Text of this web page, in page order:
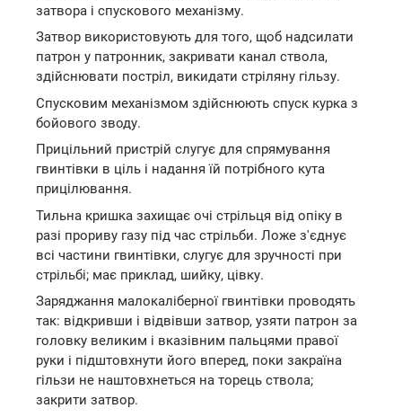
затвора і спускового механізму.
Затвор використовують для того, щоб надсилати
патрон у патронник, закривати канал ствола,
здійснювати постріл, викидати стріляну гільзу.
Спусковим механізмом здійснюють спуск курка з
бойового зводу.
Прицільний пристрій слугує для спрямування
гвинтівки в ціль і надання їй потрібного кута
прицілювання.
Тильна кришка захищає очі стрільця від опіку в
разі прориву газу під час стрільби. Ложе з'єднує
всі частини гвинтівки, слугує для зручності при
стрільбі; має приклад, шийку, цівку.
Заряджання малокаліберної гвинтівки проводять
так: відкривши і відвівши затвор, узяти патрон за
головку великим і вказівним пальцями правої
руки і підштовхнути його вперед, поки закраїна
гільзи не наштовхнеться на торець ствола;
закрити затвор.